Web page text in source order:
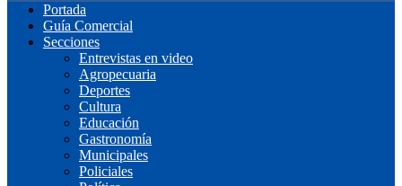
Portada
Guía Comercial
Secciones
Entrevistas en video
Agropecuaria
Deportes
Cultura
Educación
Gastronomía
Municipales
Policiales